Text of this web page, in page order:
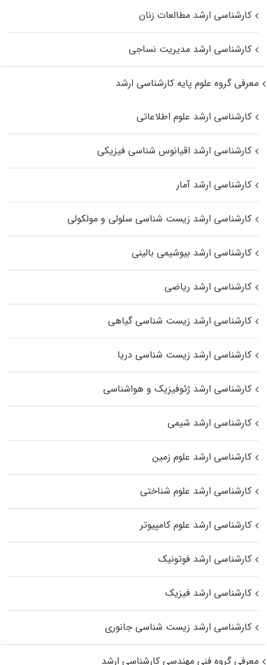
کارشناسی ارشد مطالعات زنان
کارشناسی ارشد مدیریت نساجی
معرفی گروه علوم پایه کارشناسی ارشد
کارشناسی ارشد علوم اطلاعاتی
کارشناسی ارشد اقیانوس‌ شناسی فیزیکی
کارشناسی ارشد آمار
کارشناسی ارشد زیست شناسی سلولی و مولکولی
کارشناسی ارشد بیوشیمی بالینی
کارشناسی ارشد ریاضی
کارشناسی ارشد زیست‌ شناسی گیاهی
کارشناسی ارشد زیست‌ شناسی دریا
کارشناسی ارشد ژئوفیزیک و هواشناسی
کارشناسی ارشد شیمی
کارشناسی ارشد علوم زمین
کارشناسی ارشد علوم شناختی
کارشناسی ارشد علوم کامپیوتر
کارشناسی ارشد فوتونیک
کارشناسی ارشد فیزیک
کارشناسی ارشد زیست‌ شناسی جانوری
معرفی گروه فنی مهندسی کارشناسی ارشد